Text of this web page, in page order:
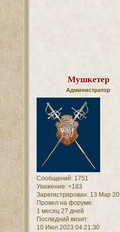
Мушкетер
Администратор
Сообщений:1751
Уважение: +183
Зарегистрирован: 13 Мар
Провел на форуме:
1 месяц 27 дней
Последний визит:
10 Июл 2023 04:21:30